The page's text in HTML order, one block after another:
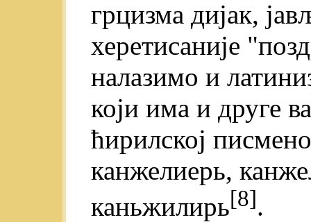
грцизма дијак,
херетисаније
налазимо и
који има и друге
ћирилској
канжелиерь,
каньжилирь[8].